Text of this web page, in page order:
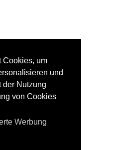
Cookies, um
und
der Nutzung
von Cookies
Werbung